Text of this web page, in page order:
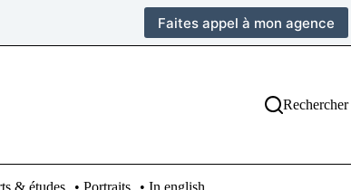
Faites appel à mon agence
Rechercher
& études • Portraits • In english